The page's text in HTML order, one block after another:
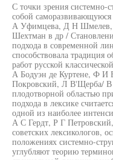
С точки зрения системно-
собой
А Уфимцева, Д Н Шмелев,
Шехтман в др /
подхода в современной
способствовала традиция
работ русской
А Бодуэн де Куртене, Ф
Покровский, Л В'Щерба/ В
плодотворной областью
подхода в лексике
одной из наиболее
А С Гердт, Р Г
советских лексикологов,
положениях системно-
углубляют теорию